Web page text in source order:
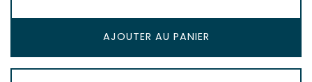
AJOUTER AU PANIER